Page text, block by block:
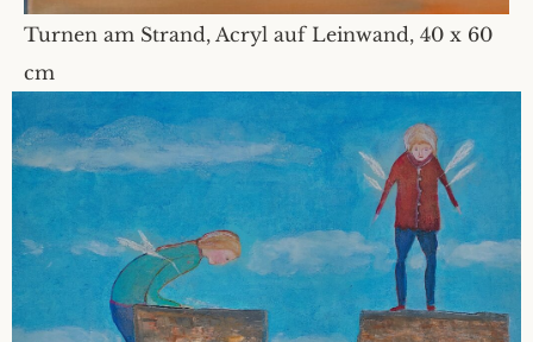
Turnen am Strand, Acryl auf Leinwand, 40 x 60
cm